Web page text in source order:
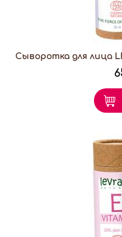
Сыворотка для лица